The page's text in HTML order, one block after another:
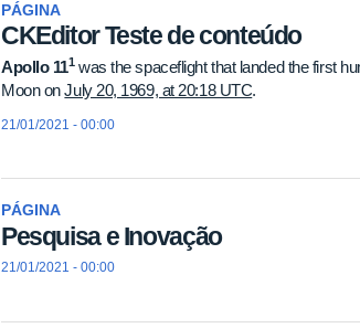
PÁGINA
CKEditor Teste de conteúdo
Apollo 111was the spaceflight that landed the first
Moon onJuly 20, 1969, at 20:18 UTC.
21/01/2021 - 00:00
PÁGINA
Pesquisa e Inovação
21/01/2021 - 00:00